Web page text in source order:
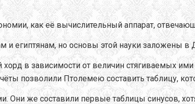
как её вычислительный аппарат,
египтянам, но основы этой науки заложены в
хорд в зависимости от величин стягиваемых
позволили Птолемею составить таблицу,
же составили первые таблицы синусов,